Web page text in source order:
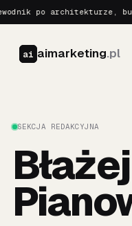
po architekturze,
ai aimarketing.pl
SEKCJA REDAKCYJNA
Błażej